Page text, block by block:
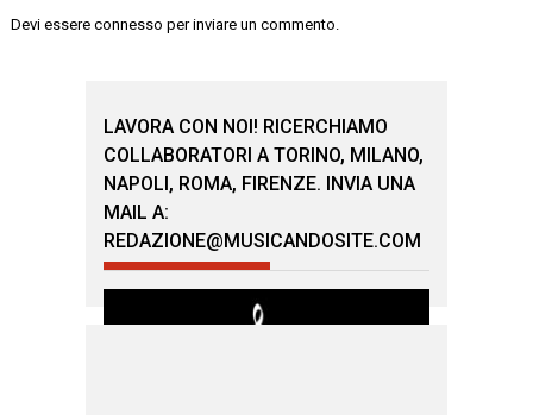
Devi essereconnesso per inviare un commento.
LAVORA CON NOI! RICERCHIAMO
COLLABORATORI A TORINO, MILANO,
NAPOLI, ROMA, FIRENZE. INVIA UNA
MAIL A:
REDAZIONE@MUSICANDOSITE.COM